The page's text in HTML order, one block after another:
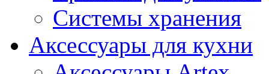
Системы хранения
Аксессуары для кухни